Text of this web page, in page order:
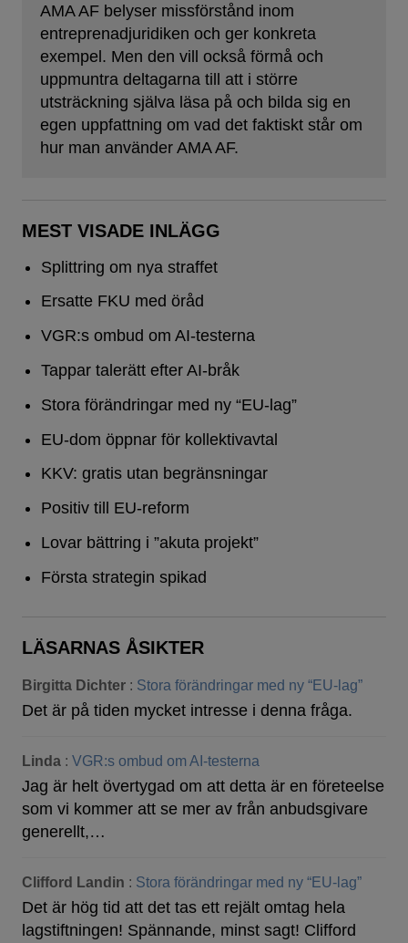
AMA AF belyser missförstånd inom
entreprenadjuridiken och ger konkreta
exempel. Men den vill också förmå och
uppmuntra deltagarna till att i större
utsträckning själva läsa på och bilda sig en
egen uppfattning om vad det faktiskt står om
hur man använder AMA AF.
MEST VISADE INLÄGG
Splittring om nya straffet
Ersatte FKU med öråd
VGR:s ombud om AI-testerna
Tappar talerätt efter AI-bråk
Stora förändringar med ny “EU-lag”
EU-dom öppnar för kollektivavtal
KKV: gratis utan begränsningar
Positiv till EU-reform
Lovar bättring i ”akuta projekt”
Första strategin spikad
LÄSARNAS ÅSIKTER
Birgitta Dichter : Stora förändringar med ny “EU-lag”
Det är på tiden mycket intresse i denna fråga.
Linda : VGR:s ombud om AI-testerna
Jag är helt övertygad om att detta är en företeelse
som vi kommer att se mer av från anbudsgivare
generellt,…
Clifford Landin : Stora förändringar med ny “EU-lag”
Det är hög tid att det tas ett rejält omtag hela
lagstiftningen! Spännande, minst sagt! Clifford